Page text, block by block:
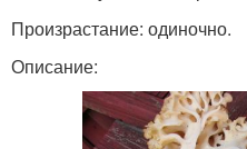
Произрастание: одиночно.
Описание: